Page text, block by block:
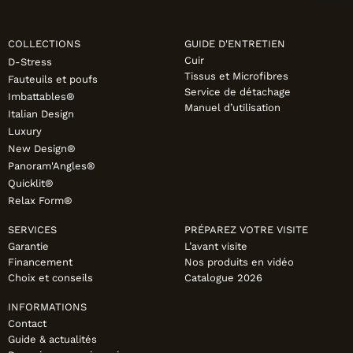
Voir tous les produits et collections
COLLECTIONS
D-Stress
Fauteuils et poufs
Imbattables®
Italian Design
Luxury
New Design®
Panoram'Angles®
Quicklit®
Relax Form®
GUIDE D'ENTRETIEN
Cuir
Tissus et Microfibres
Service de détachage
Manuel d’utilisation
SERVICES
Garantie
Financement
Choix et conseils
PRÉPAREZ VOTRE VISITE
L’avant visite
Nos produits en vidéo
Catalogue 2026
INFORMATIONS
Contact
Guide & actualités